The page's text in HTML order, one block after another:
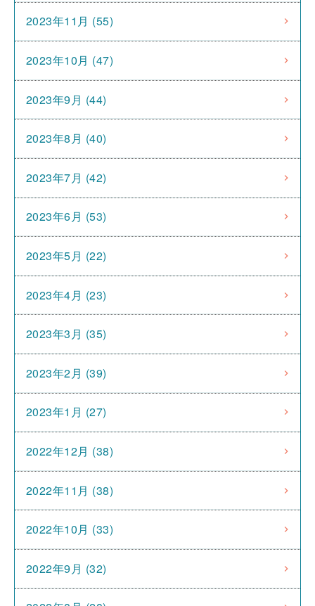
2023年11月 (55)
2023年10月 (47)
2023年9月 (44)
2023年8月 (40)
2023年7月 (42)
2023年6月 (53)
2023年5月 (22)
2023年4月 (23)
2023年3月 (35)
2023年2月 (39)
2023年1月 (27)
2022年12月 (38)
2022年11月 (38)
2022年10月 (33)
2022年9月 (32)